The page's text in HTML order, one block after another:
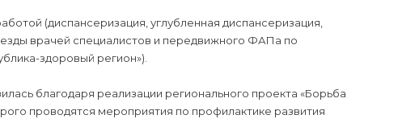
(диспансеризация, углубленная диспансеризация,
врачей специалистов и передвижного ФАПа по
здоровый регион»).
благодаря реализации регионального проекта «Борьба
проводятся мероприятия по профилактике развития